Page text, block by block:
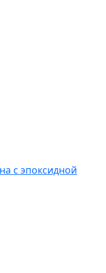
с эпоксидной